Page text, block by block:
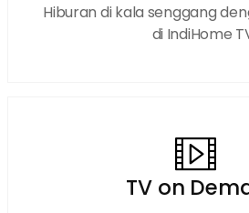
Hiburan di kala senggang
di IndiHome
TV on